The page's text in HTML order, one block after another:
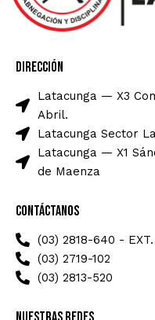
Dirección
Latacunga — X3
Abril.
Latacunga Sector
Latacunga — X1
de Maenza
Contáctanos
(03) 2818-640 - EXT.
(03) 2719-102
(03) 2813-520